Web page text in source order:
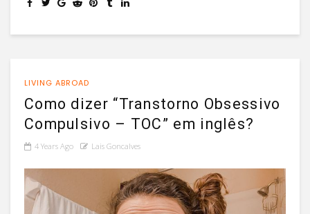
LIVING ABROAD
Como dizer “Transtorno Obsessivo
Compulsivo – TOC” em inglês?
4 Years Ago Lais Goncalves